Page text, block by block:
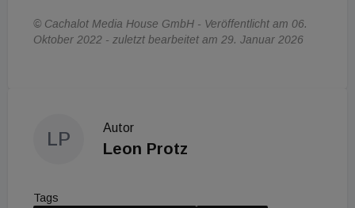
© Cachalot Media House GmbH - Veröffentlicht am 06.
Oktober 2022 - zuletzt bearbeitet am 29. Januar 2026
LP
Autor
Leon Protz
Tags